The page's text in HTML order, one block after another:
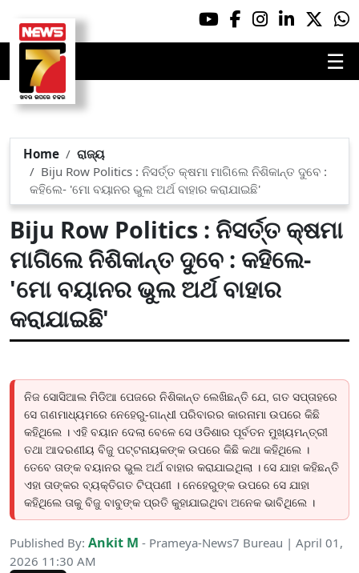
☰
Home
ରାଜ୍ୟ
Biju Row Politics : ନିସର୍ତ୍ତ କ୍ଷମା ମାଗିଲେ ନିଶିକାନ୍ତ ଦୁବେ :
କହିଲେ- 'ମୋ ବୟାନର ଭୁଲ ଅର୍ଥ ବାହାର କରାଯାଇଛି'
Biju Row Politics : ନିସର୍ତ୍ତ କ୍ଷମା
ମାଗିଲେ ନିଶିକାନ୍ତ ଦୁବେ : କହିଲେ-
'ମୋ ବୟାନର ଭୁଲ ଅର୍ଥ ବାହାର
କରାଯାଇଛି'
ନିଜ ସୋସିଆଲ ମିଡିଆ ପେଜରେ ନିଶିକାନ୍ତ ଲେଖିଛନ୍ତି ଯେ, ଗତ ସପ୍ତାହରେ
ସେ ଗଣମାଧ୍ୟମରେ ନେହେରୁ-ଗାନ୍ଧୀ ପରିବାରର କାରନାମା ଉପରେ କିଛି
କହିଥିଲେ । ଏହି ବୟାନ ଦେଲା ବେଳେ ସେ ଓଡିଶାର ପୂର୍ବତନ ମୁଖ୍ୟମନ୍ତ୍ରୀ
ତଥା ଆଦରଣୀୟ ବିଜୁ ପଟ୍ଟନାୟକଙ୍କ ଉପରେ କିଛି କଥା କହିଥିଲେ ।
ତେବେ ତାଙ୍କ ବୟାନର ଭୁଲ ଅର୍ଥ ବାହାର କରାଯାଇଥିଲା । ସେ ଯାହା କହିଛନ୍ତି
ଏହା ତାଙ୍କର ବ୍ୟକ୍ତିଗତ ଟିପ୍ପଣୀ । ନେହେରୁଙ୍କ ଉପରେ ସେ ଯାହା
କହିଥିଲେ ତାକୁ ବିଜୁ ବାବୁଙ୍କ ପ୍ରତି କୁହାଯାଇଥିବା ଅନେକ ଭାବିଥିଲେ ।
Published By: Ankit M - Prameya-News7 Bureau | April 01,
2026 11:30 AM